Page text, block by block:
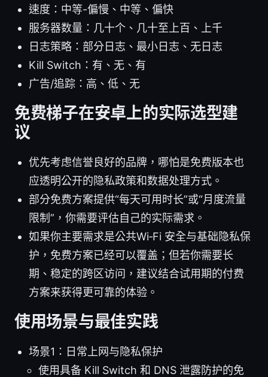
速度：中等-偏慢、中等、偏快
服务器数量：几十个、几十至上百、上千
日志策略：部分日志、最小日志、无日志
Kill Switch：有、无、有
广告/追踪：高、低、无
免费梯子在安卓上的实际选型建
议
优先考虑信誉良好的品牌，哪怕是免费版本也
应透明公开的隐私政策和数据处理方式。
部分免费方案提供“每天可用时长”或“月度流量
限制”，你需要评估自己的实际需求。
如果你主要需求是公共Wi‑Fi 安全与基础隐私保
护，免费方案已经可以覆盖；但若你需要长
期、稳定的跨区访问，建议结合试用期的付费
方案来获得更可靠的体验。
使用场景与最佳实践
场景1：日常上网与隐私保护
使用具备 Kill Switch 和 DNS 泄露防护的免